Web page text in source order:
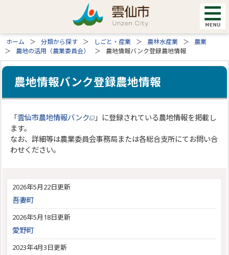
ホーム 分類から探す しごと・産業 農林水産業
農業
農地の活用（農業委員会）
農地情報バンク登録農地情報
農地情報バンク登録農地情報
「雲仙市農地情報バンク
」に登録されている農地情報を掲載し
ます。
なお、詳細等は農業委員会事務局または各総合支所にてお問い合
わせください。
2026年5月22日更新
吾妻町
2026年5月18日更新
愛野町
2023年4月3日更新